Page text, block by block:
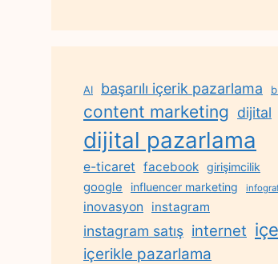
AI başarılı içerik pazarlama
content marketing dijital
dijital pazarlama
e-ticaret facebook girişimcilik
google influencer marketing
inovasyon instagram
instagram satış internet
içerikle pazarlama